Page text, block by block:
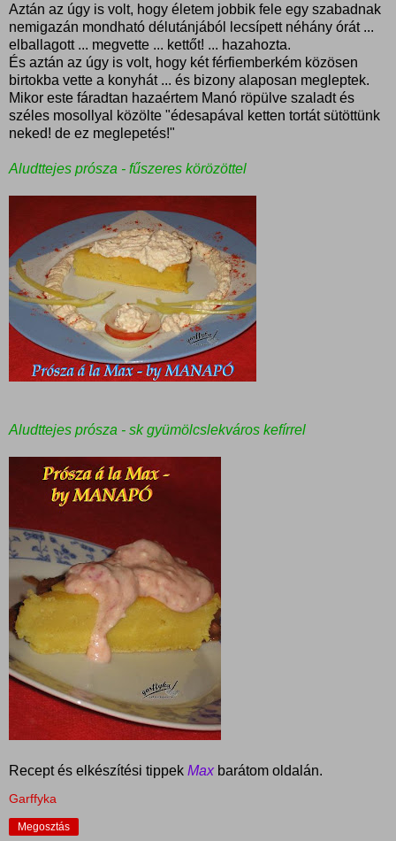
Aztán az úgy is volt, hogy életem jobbik fele egy szabadnak
nemigazán mondható délutánjából lecsípett néhány órát ...
elballagott ... megvette ... kettőt! ... hazahozta.
És aztán az úgy is volt, hogy két férfiemberkém közösen
birtokba vette a konyhát ... és bizony alaposan megleptek.
Mikor este fáradtan hazaértem Manó röpülve szaladt és
széles mosollyal közölte "édesapával ketten tortát sütöttünk
neked! de ez meglepetés!"
Aludttejes prósza - fűszeres körözöttel
Aludttejes prósza - sk gyümölcslekváros kefírrel
Recept és elkészítési tippek Maxbarátom oldalán.
Garffyka
Megosztás